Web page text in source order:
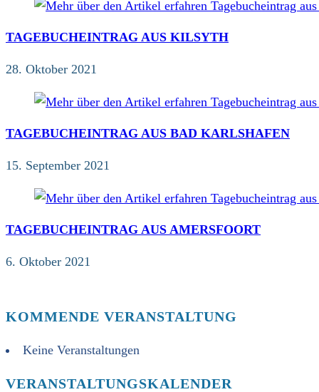
TAGEBUCHEINTRAG AUS KILSYTH
28. Oktober 2021
TAGEBUCHEINTRAG AUS BAD KARLSHAFEN
15. September 2021
TAGEBUCHEINTRAG AUS AMERSFOORT
6. Oktober 2021
KOMMENDE VERANSTALTUNG
Keine Veranstaltungen
VERANSTALTUNGSKALENDER